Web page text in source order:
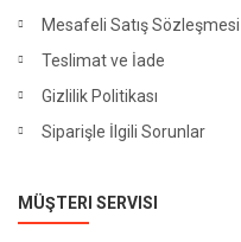
Mesafeli Satış Sözleşmesi
Teslimat ve İade
Gizlilik Politikası
Siparişle İlgili Sorunlar
MÜŞTERI SERVISI